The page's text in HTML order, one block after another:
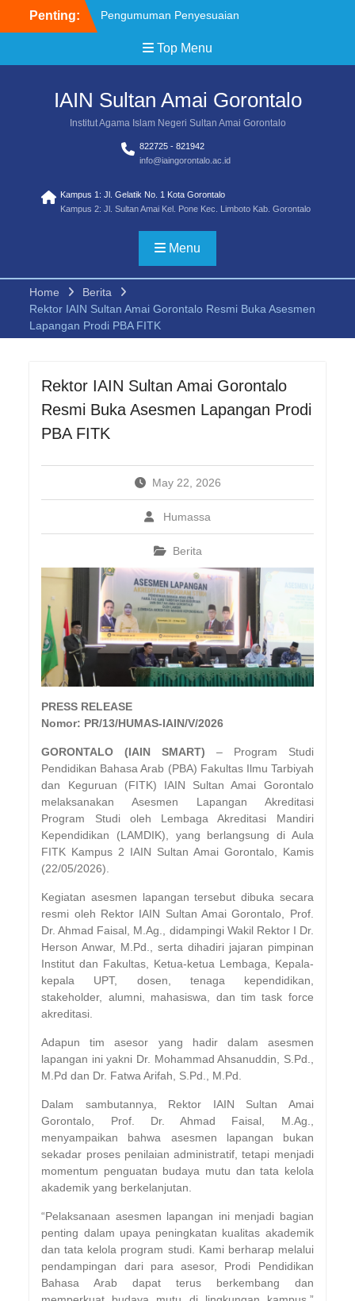
Penting:
Pengumuman Penyesuaian
Brosur Pendaftaran
Mahasiswa Baru IAIN
Pemenag Sayembara Lagu
SMART
Pemenang Sayembara
Logo Transformasi UIN
Juknis Sayembara Mars
Pendaftaran Siswa SPAN
PTKIN 2026 Diperpanjang
Top Menu
IAIN Sultan Amai Gorontalo
Institut Agama Islam Negeri Sultan Amai Gorontalo
822725 - 821942
info@iaingorontalo.ac.id
Kampus 1: Jl. Gelatik No. 1 Kota Gorontalo
Kampus 2: Jl. Sultan Amai Kel. Pone Kec. Limboto Kab. Gorontalo
Menu
Home
Berita
Rektor IAIN Sultan Amai Gorontalo Resmi Buka Asesmen
Lapangan Prodi PBA FITK
Rektor IAIN Sultan Amai Gorontalo
Resmi Buka Asesmen Lapangan Prodi
PBA FITK
May 22, 2026
Humassa
Berita
PRESS RELEASE
Nomor: PR/13/HUMAS-IAIN/V/2026
GORONTALO (IAIN SMART) – Program Studi
Pendidikan Bahasa Arab (PBA) Fakultas Ilmu Tarbiyah
dan Keguruan (FITK) IAIN Sultan Amai Gorontalo
melaksanakan Asesmen Lapangan Akreditasi
Program Studi oleh Lembaga Akreditasi Mandiri
Kependidikan (LAMDIK), yang berlangsung di Aula
FITK Kampus 2 IAIN Sultan Amai Gorontalo, Kamis
(22/05/2026).
Kegiatan asesmen lapangan tersebut dibuka secara
resmi oleh Rektor IAIN Sultan Amai Gorontalo, Prof.
Dr. Ahmad Faisal, M.Ag., didampingi Wakil Rektor I Dr.
Herson Anwar, M.Pd., serta dihadiri jajaran pimpinan
Institut dan Fakultas, Ketua-ketua Lembaga, Kepala-
kepala UPT, dosen, tenaga kependidikan,
stakeholder, alumni, mahasiswa, dan tim task force
akreditasi.
Adapun tim asesor yang hadir dalam asesmen
lapangan ini yakni Dr. Mohammad Ahsanuddin, S.Pd.,
M.Pd dan Dr. Fatwa Arifah, S.Pd., M.Pd.
Dalam sambutannya, Rektor IAIN Sultan Amai
Gorontalo, Prof. Dr. Ahmad Faisal, M.Ag.,
menyampaikan bahwa asesmen lapangan bukan
sekadar proses penilaian administratif, tetapi menjadi
momentum penguatan budaya mutu dan tata kelola
akademik yang berkelanjutan.
“Pelaksanaan asesmen lapangan ini menjadi bagian
penting dalam upaya peningkatan kualitas akademik
dan tata kelola program studi. Kami berharap melalui
pendampingan dari para asesor, Prodi Pendidikan
Bahasa Arab dapat terus berkembang dan